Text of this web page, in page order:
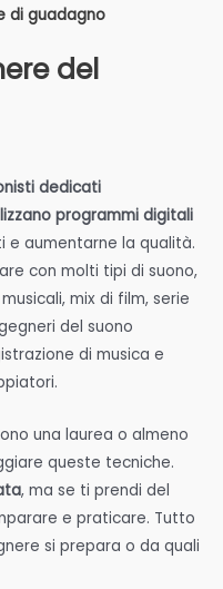
di guadagno
del
dedicati
programmi digitali
aumentarne la qualità.
con molti tipi di suono,
mix di film, serie
del suono
di musica e
una laurea o almeno
queste tecniche.
, ma se ti prendi del
e praticare. Tutto
si prepara o da quali